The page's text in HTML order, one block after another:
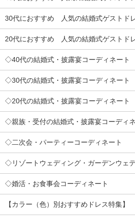
30代におすすめ 人気の結婚式ゲストド
20代におすすめ 人気の結婚式ゲストド
◇40代の結婚式・披露宴コーディネート
◇30代の結婚式・披露宴コーディネート
◇20代の結婚式・披露宴コーディネート
◇親族・受付の結婚式・披露宴コーディ
◇二次会・パーティーコーディネート
◇リゾートウェディング・ガーデンウェ
◇婚活・お食事会コーディネート
【カラー（色）別おすすめドレス特集】